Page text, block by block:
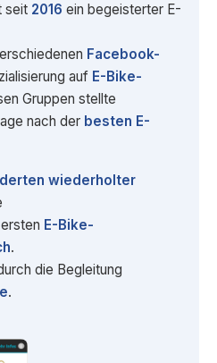
seit 2016 ein begeisterter E-
Facebook-
auf E-Bike-
Gruppen stellte
nach der besten E-
wiederholter
E-Bike-
.
die Begleitung
.